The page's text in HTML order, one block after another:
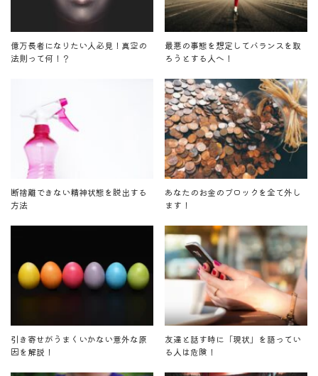
億万長者になりたい人必見！真空の
法則って何！？
最悪の事態を想定してバランスを取
ろうとする人へ！
断捨離できない精神状態を脱出する
方法
あなたのお金のブロックを全て外し
ます！
引き寄せがうまくいかない意外な原
因を解説！
友達と話す時に「現状」を語ってい
る人は危険！